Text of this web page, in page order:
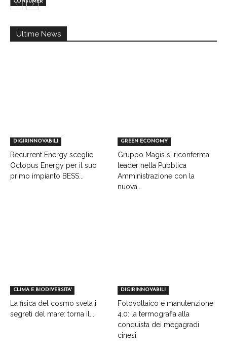
CONSUMER
Ultime News
DIGIRINNOVABILI
Recurrent Energy sceglie
Octopus Energy per il suo
primo impianto BESS...
GREEN ECONOMY
Gruppo Magis si riconferma
leader nella Pubblica
Amministrazione con la
nuova...
CLIMA E BIODIVERSITA'
La fisica del cosmo svela i
segreti del mare: torna il...
DIGIRINNOVABILI
Fotovoltaico e manutenzione
4.0: la termografia alla
conquista dei megagradi
cinesi